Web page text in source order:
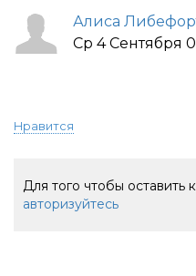
Алиса
Ср 4 Сентября
Нравится
Для того чтобы
авторизуйтесь